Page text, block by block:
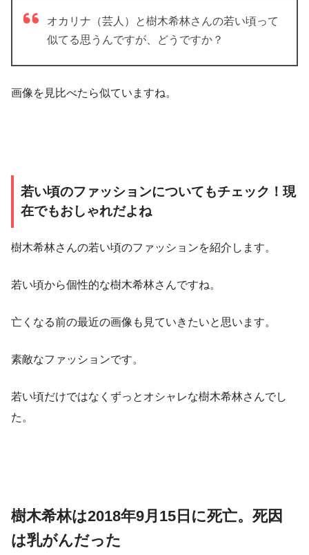
オカリナ（芸人）と樹木希林さんの若い頃って
似てる思うんですが、どうですか？
画像を見比べたら似ていますね。
若い頃のファッションについてもチェック！現
在でもおしゃれだよね
樹木希林さんの若い頃のファッションを紹介します。
若い頃から個性的な樹木希林さんですね。
亡くなる前の最近の画像も見ていきたいと思います。
素敵なファッションです。
若い頃だけではなくずっとオシャレな樹木希林さんでし
た。
樹木希林は2018年9月15日に死亡。死因
は乳がんだった